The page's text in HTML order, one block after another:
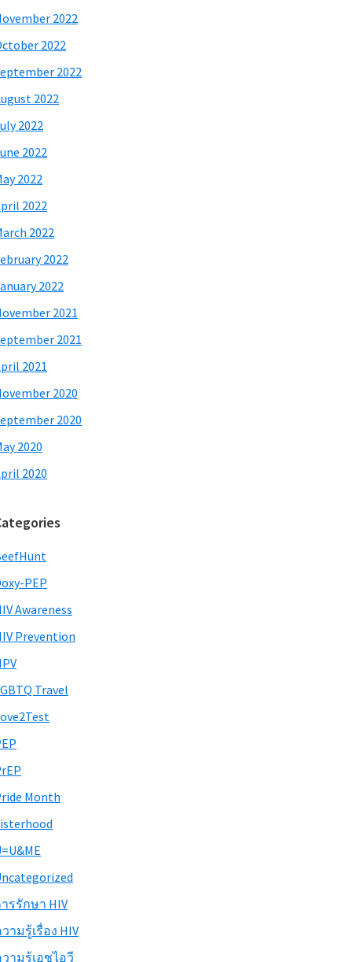
2022
2022
2022
2022
2022
2022
2022
2022
2022
2022
2022
2021
2021
2021
2020
2020
2020
2020
PEP
Awareness
Prevention
Travel
Month
รรักษา HIV
ามรู้เรื่อง HIV
ามรู้เอชไอวี